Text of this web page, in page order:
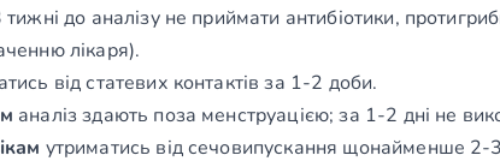
до аналізу не приймати антибіотики,
лікаря).
від статевих контактів за 1-2 доби.
аналіз здають поза менструацією; за 1-2 дні не
утриматись від сечовипускання щонайменше 2-